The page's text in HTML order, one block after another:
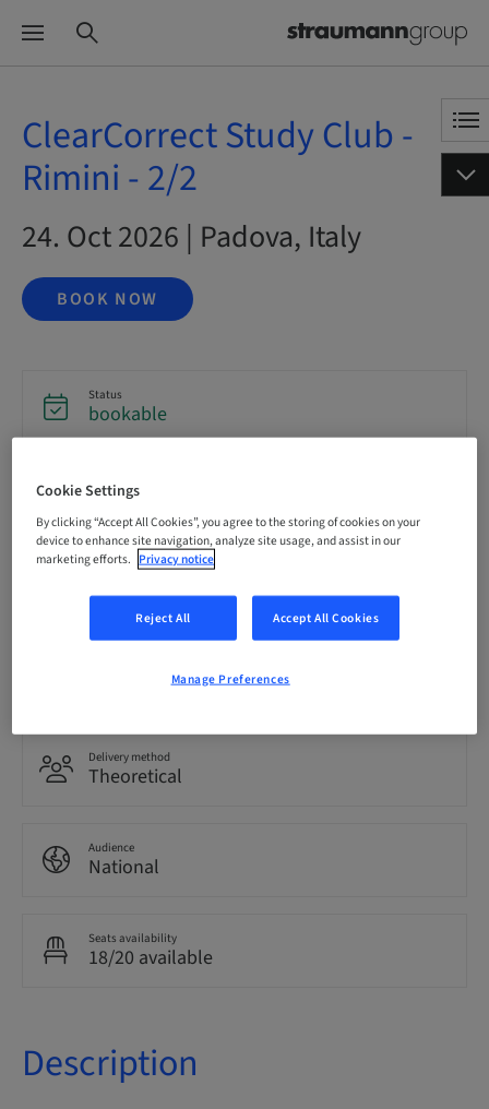
ClearCorrect Study Club -
Rimini - 2/2
24. Oct 2026 | Padova, Italy
BOOK NOW
Status
bookable
Registration deadline
24. Oct 2026 (UTC+1)
Italian
0.00 Points
Delivery method
Theoretical
Audience
National
Seats availability
18/20 available
Description
Cookie Settings
By clicking “Accept All Cookies”, you agree to the storing of cookies on your
device to enhance site navigation, analyze site usage, and assist in our
marketing efforts. Privacy notice
Reject All Accept All Cookies
Manage Preferences